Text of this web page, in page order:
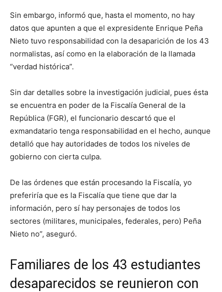
Sin embargo, informó que, hasta el momento, no hay
datos que apunten a que el expresidente Enrique Peña
Nieto tuvo responsabilidad con la desaparición de los 43
normalistas, así como en la elaboración de la llamada
“verdad histórica”.
Sin dar detalles sobre la investigación judicial, pues ésta
se encuentra en poder de la Fiscalía General de la
República (FGR), el funcionario descartó que el
exmandatario tenga responsabilidad en el hecho, aunque
detalló que hay autoridades de todos los niveles de
gobierno con cierta culpa.
De las órdenes que están procesando la Fiscalía, yo
preferiría que es la Fiscalía que tiene que dar la
información, pero sí hay personajes de todos los
sectores (militares, municipales, federales, pero) Peña
Nieto no”, aseguró.
Familiares de los 43 estudiantes
desaparecidos se reunieron con